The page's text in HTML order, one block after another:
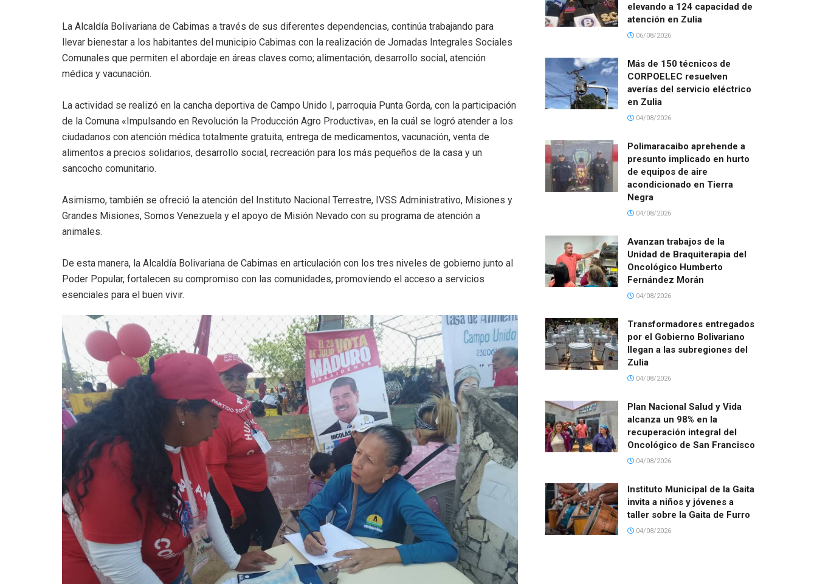
La Alcaldía Bolivariana de Cabimas a través de sus diferentes dependencias, continúa trabajando para
llevar bienestar a los habitantes del municipio Cabimas con la realización de Jornadas Integrales Sociales
Comunales que permiten el abordaje en áreas claves como; alimentación, desarrollo social, atención
médica y vacunación.
La actividad se realizó en la cancha deportiva de Campo Unido I, parroquia Punta Gorda, con la participación
de la Comuna «Impulsando en Revolución la Producción Agro Productiva», en la cuál se logró atender a los
ciudadanos con atención médica totalmente gratuita, entrega de medicamentos, vacunación, venta de
alimentos a precios solidarios, desarrollo social, recreación para los más pequeños de la casa y un
sancocho comunitario.
Asimismo, también se ofreció la atención del Instituto Nacional Terrestre, IVSS Administrativo, Misiones y
Grandes Misiones, Somos Venezuela y el apoyo de Misión Nevado con su programa de atención a
animales.
De esta manera, la Alcaldía Bolivariana de Cabimas en articulación con los tres niveles de gobierno junto al
Poder Popular, fortalecen su compromiso con las comunidades, promoviendo el acceso a servicios
esenciales para el buen vivir.
elevando a 124 capacidad de
atención en Zulia
06/08/2026
Más de 150 técnicos de
CORPOELEC resuelven
averías del servicio eléctrico
en Zulia
04/08/2026
Polimaracaibo aprehende a
presunto implicado en hurto
de equipos de aire
acondicionado en Tierra
Negra
04/08/2026
Avanzan trabajos de la
Unidad de Braquiterapia del
Oncológico Humberto
Fernández Morán
04/08/2026
Transformadores entregados
por el Gobierno Bolivariano
llegan a las subregiones del
Zulia
04/08/2026
Plan Nacional Salud y Vida
alcanza un 98% en la
recuperación integral del
Oncológico de San Francisco
04/08/2026
Instituto Municipal de la Gaita
invita a niños y jóvenes a
taller sobre la Gaita de Furro
04/08/2026